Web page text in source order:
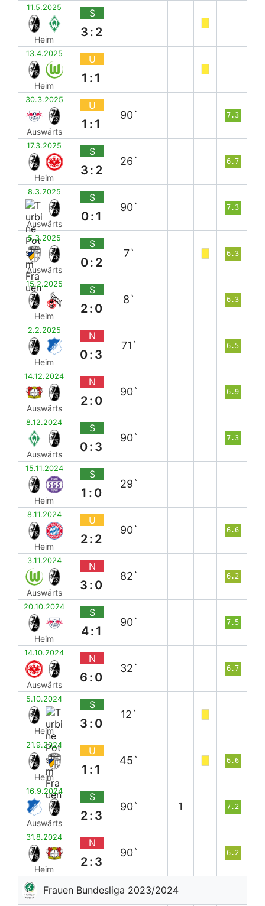
11.5.2025
Heim
S
3:2
13.4.2025
Heim
U
1:1
30.3.2025
Auswärts
U
1:1
90` 7.3
17.3.2025
Heim
S
3:2
26` 6.7
8.3.2025
Auswärts
S
0:1
90` 7.3
5.3.2025
Auswärts
S
0:2
7` 6.3
15.2.2025
Heim
S
2:0
8` 6.3
2.2.2025
Heim
N
0:3
71` 6.5
14.12.2024
Auswärts
N
2:0
90` 6.9
8.12.2024
Auswärts
S
0:3
90` 7.3
15.11.2024
Heim
S
1:0
29`
8.11.2024
Heim
U
2:2
90` 6.6
3.11.2024
Auswärts
N
3:0
82` 6.2
20.10.2024
Heim
S
4:1
90` 7.5
14.10.2024
Auswärts
N
6:0
32` 6.7
5.10.2024
Heim
S
3:0
12`
21.9.2024
Heim
U
1:1
45` 6.6
16.9.2024
Auswärts
S
2:3
90` 1 7.2
31.8.2024
Heim
N
2:3
90` 6.2
Frauen Bundesliga 2023/2024